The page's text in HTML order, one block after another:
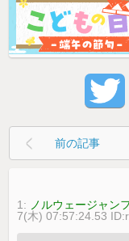
前の記事
1: ノルウェージャン
7(木) 07:57:24.53